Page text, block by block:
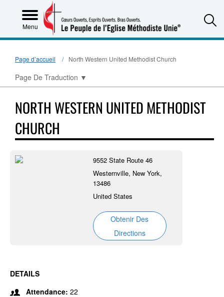
Menu
Page d’accueil North Western United Methodist Church
Page De Traduction ▼
NORTH WESTERN UNITED METHODIST
CHURCH
9552 State Route 46
Westernville, New York,
13486
United States
Obtenir Des
Directions
DETAILS
Attendance: 22